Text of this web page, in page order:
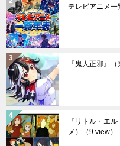
テレビアニメ一
『鬼人正邪』（
『リトル・エ
メ）
（9 view）